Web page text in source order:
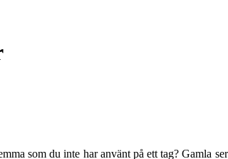
som du inte har använt på ett tag? Gamla